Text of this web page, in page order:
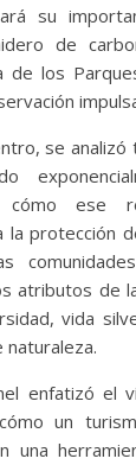
su
de
de los
se
cómo ese
la protección
atributos de
vida
naturaleza.
enfatizó el
un
una